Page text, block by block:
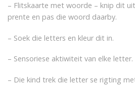
– Flitskaarte met woorde – knip dit
prente en pas die woord daarby.
– Soek die letters en kleur dit in.
– Sensoriese aktiwiteit van elke letter.
– Die kind trek die letter se rigting